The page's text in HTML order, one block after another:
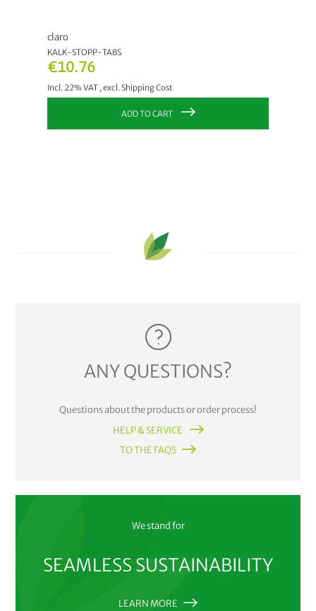
€10.76
Incl. 22% VAT ,excl.Shipping Cost
claro
KALK-STOPP-TABS
ADD TO CART
ANY QUESTIONS?
Questions about the products or order process!
HELP & SERVICE
TO THE FAQS
We stand for
SEAMLESS SUSTAINABILITY
LEARN MORE